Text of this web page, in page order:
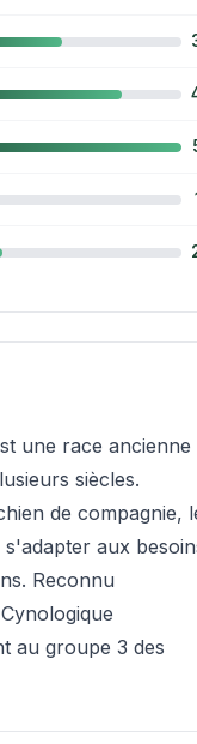
une race ancienne
siècles.
de compagnie,
aux
Reconnu
au groupe 3 des